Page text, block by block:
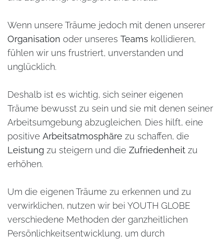
Wenn unsere Träume jedoch mit denen unserer
Organisation oder unseres Teams kollidieren,
fühlen wir uns frustriert, unverstanden und
unglücklich.
Deshalb ist es wichtig, sich seiner eigenen
Träume bewusst zu sein und sie mit denen seiner
Arbeitsumgebung abzugleichen. Dies hilft, eine
positive Arbeitsatmosphäre zu schaffen, die
Leistung zu steigern und die Zufriedenheit zu
erhöhen.
Um die eigenen Träume zu erkennen und zu
verwirklichen, nutzen wir bei YOUTH GLOBE
verschiedene Methoden der ganzheitlichen
Persönlichkeitsentwicklung, um durch